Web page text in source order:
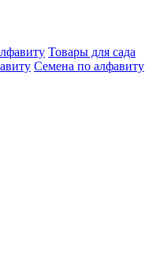
Товары для сада
Семена по алфавиту